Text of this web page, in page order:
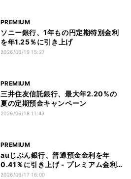
PREMIUM
ソニー銀行、1年もの円定期特別金利
を年1.25％に引き上げ
2026/06/19 15:27
PREMIUM
三井住友信託銀行、最大年2.20%の
夏の定期預金キャンペーン
2026/06/18 11:43
PREMIUM
auじぶん銀行、普通預金金利を年
0.41％に引き上げ - プレミアム金利
優遇は年0.75％へ
2026/06/17 16:00